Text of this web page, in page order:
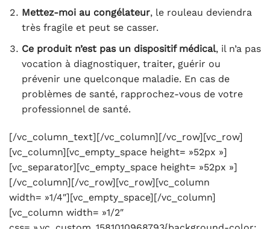
Mettez-moi au congélateur, le rouleau deviendra
très fragile et peut se casser.
Ce produit n’est pas un dispositif médical, il n’a pas
vocation à diagnostiquer, traiter, guérir ou
prévenir une quelconque maladie. En cas de
problèmes de santé, rapprochez-vous de votre
professionnel de santé.
[/vc_column_text][/vc_column][/vc_row][vc_row]
[vc_column][vc_empty_space height= »52px »]
[vc_separator][vc_empty_space height= »52px »]
[/vc_column][/vc_row][vc_row][vc_column
width= »1/4″][vc_empty_space][/vc_column]
[vc_column width= »1/2″